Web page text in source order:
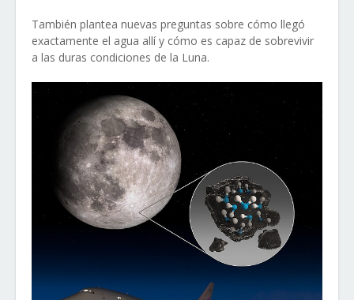
También plantea nuevas preguntas sobre cómo llegó
exactamente el agua allí y cómo es capaz de sobrevivir
a las duras condiciones de la Luna.